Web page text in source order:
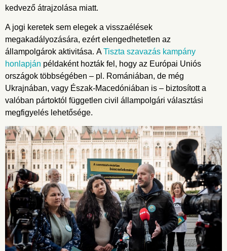
kedvező átrajzolása miatt.
A jogi keretek sem elegek a visszaélések
megakadályozására, ezért elengedhetetlen az
állampolgárok aktivitása. ATiszta szavazás kampány
honlapján példaként hozták fel, hogy az Európai Uniós
országok többségében – pl. Romániában, de még
Ukrajnában, vagy Észak-Macedóniában is – biztosított a
valóban pártoktól független civil állampolgári választási
megfigyelés lehetősége.